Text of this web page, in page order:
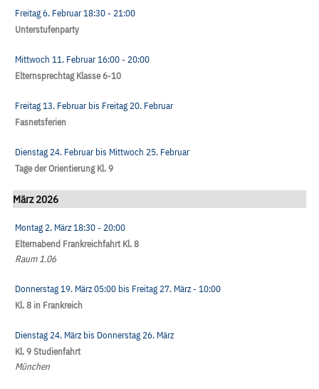
Freitag 6. Februar18:30- 21:00
Unterstufenparty
Mittwoch 11. Februar16:00- 20:00
Elternsprechtag Klasse 6-10
Freitag 13. Februarbis Freitag 20. Februar
Fasnetsferien
Dienstag 24. Februarbis Mittwoch 25. Februar
Tage der Orientierung Kl. 9
März 2026
Montag 2. März18:30- 20:00
Elternabend Frankreichfahrt Kl. 8
Raum 1.06
Donnerstag 19. März05:00 bis Freitag 27. März- 10:00
Kl. 8 in Frankreich
Dienstag 24. März bis Donnerstag 26. März
Kl. 9 Studienfahrt
München